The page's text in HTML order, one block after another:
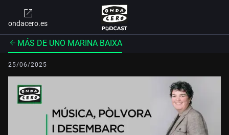
ondacero.es
MÁS DE UNO MARINA BAIXA
25/06/2025